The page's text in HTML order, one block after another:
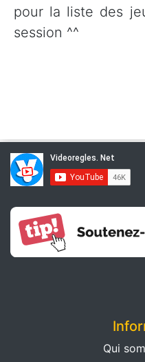
pour la liste des
session ^^
Qui